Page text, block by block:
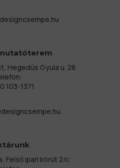
Hegedűs Gyula u. 28.
103-1371
Felső ipari körút 2/c